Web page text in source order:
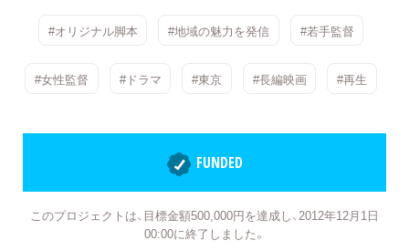
#オリジナル脚本 #地域の魅力を発信 #若手監督
#女性監督 #ドラマ #東京 #長編映画 #再生
FUNDED
このプロジェクトは、目標金額500,000円を達成し、2012年12月1日
00:00に終了しました。